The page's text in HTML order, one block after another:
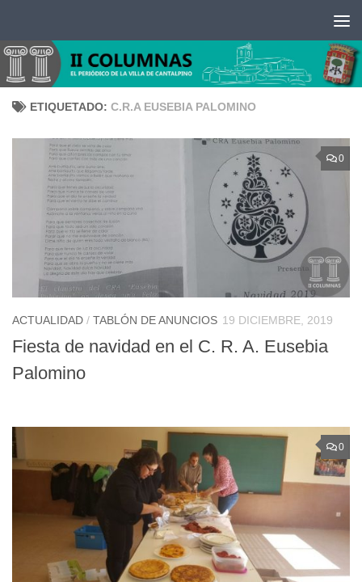
ETIQUETADO: C.R.A EUSEBIA PALOMINO
0
ACTUALIDAD / TABLÓN DE ANUNCIOS 19 DICIEMBRE, 2019
Fiesta de navidad en el C. R. A. Eusebia
Palomino
0